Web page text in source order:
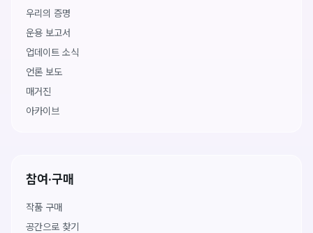
우리의 증명
운용 보고서
업데이트 소식
언론 보도
매거진
아카이브
참여·구매
작품 구매
공간으로 찾기